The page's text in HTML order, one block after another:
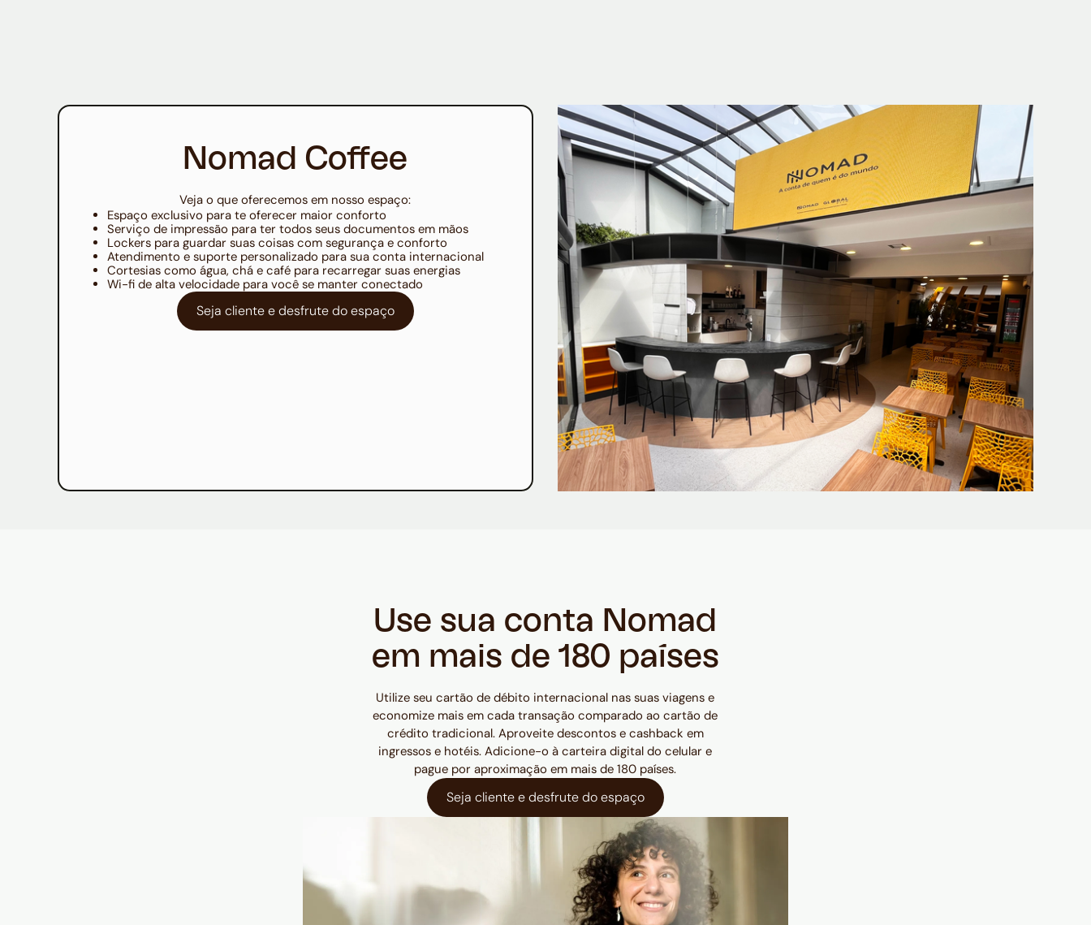
Nomad Coffee
Veja o que oferecemos em nosso espaço:
Espaço exclusivo para te oferecer maior conforto
Serviço de impressão para ter todos seus documentos em mãos
Lockers para guardar suas coisas com segurança e conforto
Atendimento e suporte personalizado para sua conta internacional
Cortesias como água, chá e café para recarregar suas energias
Wi-fi de alta velocidade para você se manter conectado
Seja cliente e desfrute do espaço
Use sua conta Nomad
em mais de 180 países
Utilize seu cartão de débito internacional nas suas viagens e
economize mais em cada transação comparado ao cartão de
crédito tradicional. Aproveite descontos e cashback em
ingressos e hotéis. Adicione-o à carteira digital do celular e
pague por aproximação em mais de 180 países.
Seja cliente e desfrute do espaço